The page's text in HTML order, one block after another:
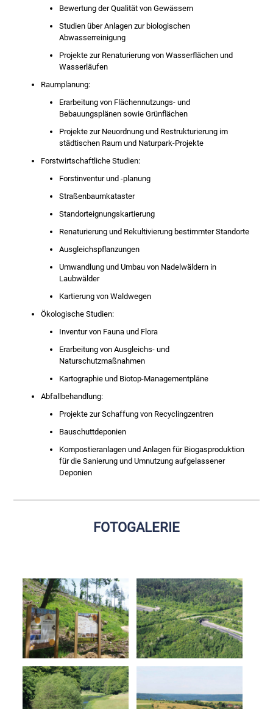
Bewertung der Qualität von Gewässern
Studien über Anlagen zur biologischen
Abwasserreinigung
Projekte zur Renaturierung von Wasserflächen und
Wasserläufen
Raumplanung:
Erarbeitung von Flächennutzungs- und
Bebauungsplänen sowie Grünflächen
Projekte zur Neuordnung und Restrukturierung im
städtischen Raum und Naturpark-Projekte
Forstwirtschaftliche Studien:
Forstinventur und -planung
Straßenbaumkataster
Standorteignungskartierung
Renaturierung und Rekultivierung bestimmter Standorte
Ausgleichspflanzungen
Umwandlung und Umbau von Nadelwäldern in
Laubwälder
Kartierung von Waldwegen
Ökologische Studien:
Inventur von Fauna und Flora
Erarbeitung von Ausgleichs- und
Naturschutzmaßnahmen
Kartographie und Biotop-Managementpläne
Abfallbehandlung:
Projekte zur Schaffung von Recyclingzentren
Bauschuttdeponien
Kompostieranlagen und Anlagen für Biogasproduktion
für die Sanierung und Umnutzung aufgelassener
Deponien
FOTOGALERIE